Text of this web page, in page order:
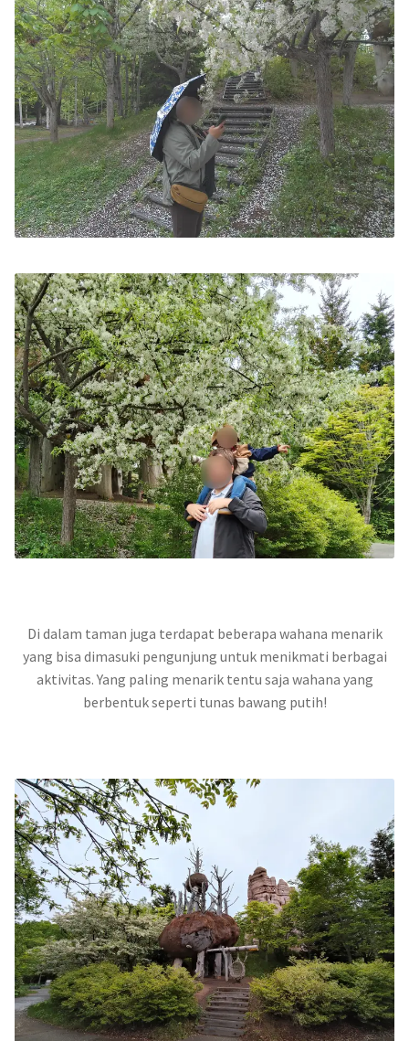
Di dalam taman juga terdapat beberapa wahana menarik
yang bisa dimasuki pengunjung untuk menikmati berbagai
aktivitas. Yang paling menarik tentu saja wahana yang
berbentuk seperti tunas bawang putih!